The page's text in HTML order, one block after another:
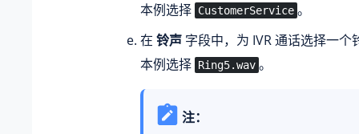
本例选择 CustomerService 。
在 铃声 字段中，为 IVR 通话选择一个
本例选择 Ring5.wav 。
注：